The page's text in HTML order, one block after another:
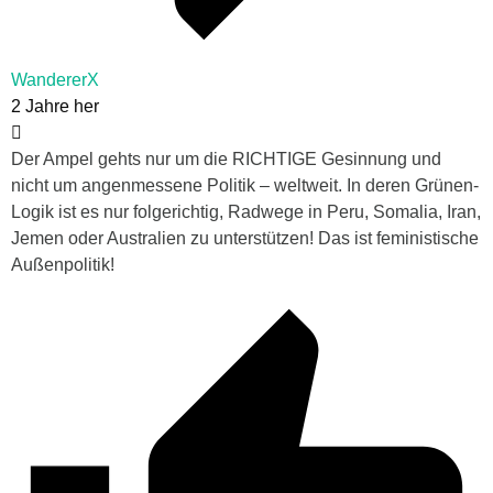
WandererX
2 Jahre her
Der Ampel gehts nur um die RICHTIGE Gesinnung und
nicht um angenmessene Politik – weltweit. In deren Grünen-
Logik ist es nur folgerichtig, Radwege in Peru, Somalia, Iran,
Jemen oder Australien zu unterstützen! Das ist feministische
Außenpolitik!